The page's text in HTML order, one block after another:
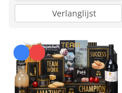
Verlanglijst